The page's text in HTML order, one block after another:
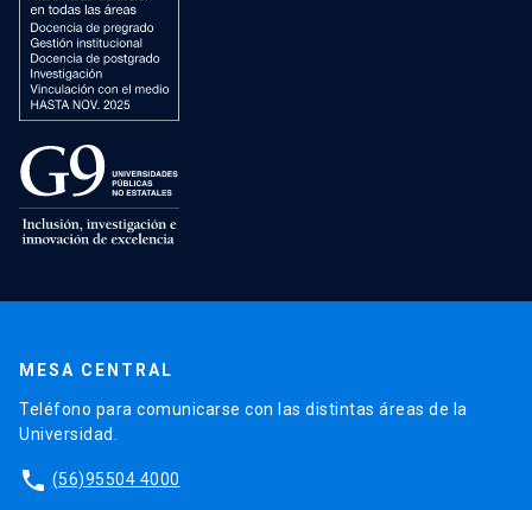
MESA CENTRAL
Teléfono para comunicarse con las distintas áreas de la
Universidad.
phone (56)95504 4000